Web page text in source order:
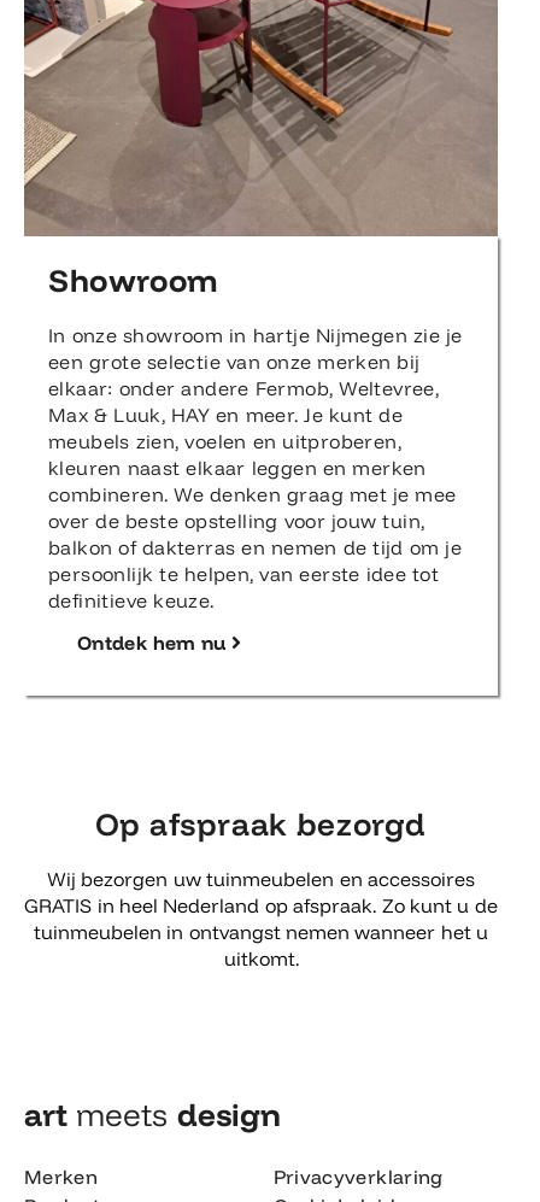
Showroom
In onze showroom in hartje Nijmegen zie je
een grote selectie van onze merken bij
elkaar: onder andere Fermob, Weltevree,
Max & Luuk, HAY en meer. Je kunt de
meubels zien, voelen en uitproberen,
kleuren naast elkaar leggen en merken
combineren. We denken graag met je mee
over de beste opstelling voor jouw tuin,
balkon of dakterras en nemen de tijd om je
persoonlijk te helpen, van eerste idee tot
definitieve keuze.
Ontdek hem nu
Op afspraak bezorgd
Wij bezorgen uw tuinmeubelen en accessoires
GRATIS in heel Nederland op afspraak. Zo kunt u de
tuinmeubelen in ontvangst nemen wanneer het u
uitkomt.
art meets design​
Merken
Privacyverklaring